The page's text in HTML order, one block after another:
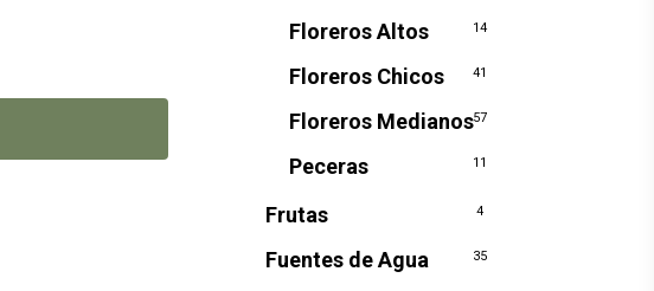
Floreros Altos 14
Floreros Chicos 41
Floreros Medianos57
Peceras 11
Frutas 4
Fuentes de Agua 35